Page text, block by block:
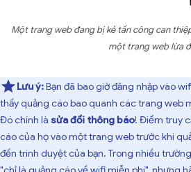
Một trang web đang bị kẻ tấn công can
một trang web lừa
Lưu ý:Bạn đã bao giờ đăng nhập vào
thấy quảng cáo bao quanh các trang web
Đó chính là sửa đổi thông báo! Điểm truy
cáo của họ vào một trang web trước khi
đến trình duyệt của bạn. Trong nhiều